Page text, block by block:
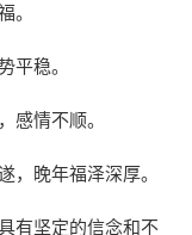
。
平稳。
感情不顺。
，晚年福泽深厚。
有坚定的信念和不